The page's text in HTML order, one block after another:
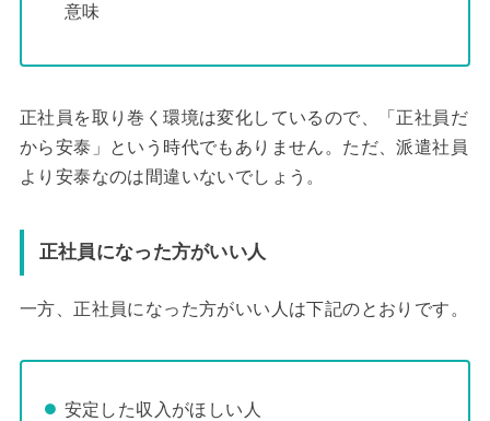
意味
正社員を取り巻く環境は変化しているので、「正社員だ
から安泰」という時代でもありません。ただ、派遣社員
より安泰なのは間違いないでしょう。
正社員になった方がいい人
一方、正社員になった方がいい人は下記のとおりです。
安定した収入がほしい人